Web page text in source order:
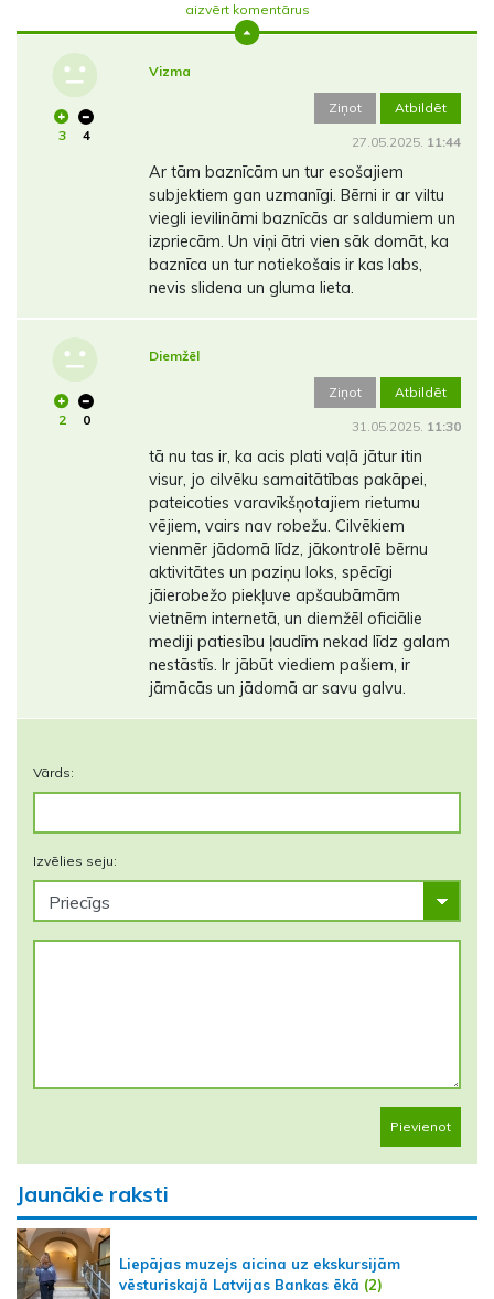
aizvērt komentārus
3 4
Vizma
Ziņot Atbildēt
27.05.2025. 11:44
Ar tām baznīcām un tur esošajiem
subjektiem gan uzmanīgi. Bērni ir ar viltu
viegli ievilināmi baznīcās ar saldumiem un
izpriecām. Un viņi ātri vien sāk domāt, ka
baznīca un tur notiekošais ir kas labs,
nevis slidena un gluma lieta.
2 0
Diemžēl
Ziņot Atbildēt
31.05.2025. 11:30
tā nu tas ir, ka acis plati vaļā jātur itin
visur, jo cilvēku samaitātības pakāpei,
pateicoties varavīkšņotajiem rietumu
vējiem, vairs nav robežu. Cilvēkiem
vienmēr jādomā līdz, jākontrolē bērnu
aktivitātes un paziņu loks, spēcīgi
jāierobežo piekļuve apšaubāmām
vietnēm internetā, un diemžēl oficiālie
mediji patiesību ļaudīm nekad līdz galam
nestāstīs. Ir jābūt viediem pašiem, ir
jāmācās un jādomā ar savu galvu.
Vārds:
Izvēlies seju:
Pievienot
Jaunākie raksti
Liepājas muzejs aicina uz ekskursijām
vēsturiskajā Latvijas Bankas ēkā (2)